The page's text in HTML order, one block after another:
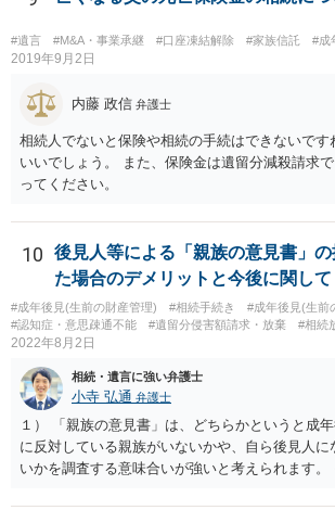
#遺言 #M&A・事業承継 #口座凍結解除 #家族信託 #成
2019年9月2日
内藤 政信 弁護士
相続人でないと保険や相続の手続はできないで
いいでしょう。 また、保険金は遺留分減殺請求
ってください。
10
後見人等による「親族の意見書」
た場合のデメリットと今後に関して
#成年後見(生前の財産管理) #相続手続き
#成年後見(生前
#認知症・意思疎通不能
#遺留分侵害額請求・放棄 #相続
2022年8月2日
相続・遺言に強い弁護士
小寺 弘通 弁護士
１） 「親族の意見書」は、どちらかというと成
に反対している親族がいないかや、自ら後見人に
いかを調査する意味合いが強いと考えられます
す。 ２） 場合によっては、介護や被後見人の財